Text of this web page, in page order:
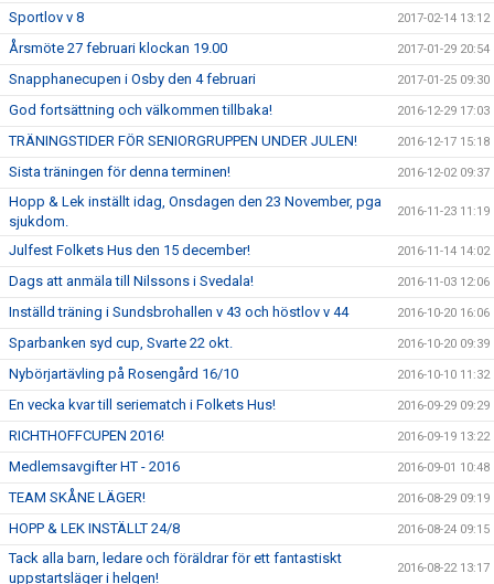
Sportlov v 8 2017-02-14 13:12
Årsmöte 27 februari klockan 19.00 2017-01-29 20:54
Snapphanecupen i Osby den 4 februari 2017-01-25 09:30
God fortsättning och välkommen tillbaka! 2016-12-29 17:03
TRÄNINGSTIDER FÖR SENIORGRUPPEN UNDER JULEN! 2016-12-17 15:18
Sista träningen för denna terminen! 2016-12-02 09:37
Hopp & Lek inställt idag, Onsdagen den 23 November, pga
sjukdom.
2016-11-23 11:19
Julfest Folkets Hus den 15 december! 2016-11-14 14:02
Dags att anmäla till Nilssons i Svedala! 2016-11-03 12:06
Inställd träning i Sundsbrohallen v 43 och höstlov v 44 2016-10-20 16:06
Sparbanken syd cup, Svarte 22 okt. 2016-10-20 09:39
Nybörjartävling på Rosengård 16/10 2016-10-10 11:32
En vecka kvar till seriematch i Folkets Hus! 2016-09-29 09:29
RICHTHOFFCUPEN 2016! 2016-09-19 13:22
Medlemsavgifter HT - 2016 2016-09-01 10:48
TEAM SKÅNE LÄGER! 2016-08-29 09:19
HOPP & LEK INSTÄLLT 24/8 2016-08-24 09:15
Tack alla barn, ledare och föräldrar för ett fantastiskt
uppstartsläger i helgen!
2016-08-22 13:17